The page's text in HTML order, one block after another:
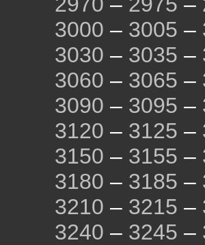
3000 – 3005 –
3030 – 3035 –
3060 – 3065 –
3090 – 3095 –
3120 – 3125 –
3150 – 3155 –
3180 – 3185 –
3210 – 3215 –
3240 – 3245 –